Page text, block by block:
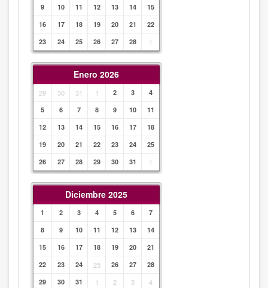
9
10 11 12 13 14
15
16
17 18 19 20 21
22
23
24 25 26 27 28 1
Enero 2026
29 30 31 1 2 3
4
5
6 7 8 9 10
11
12
13 14 15 16 17
18
19
20 21 22 23 24
25
26
27 28 29 30 31 1
Diciembre 2025
1 2 3 4 5 6
7
8
9 10 11 12 13
14
15
16 17 18 19 20
21
22
23 24 25 26 27
28
29
30 31 1 2 3 4